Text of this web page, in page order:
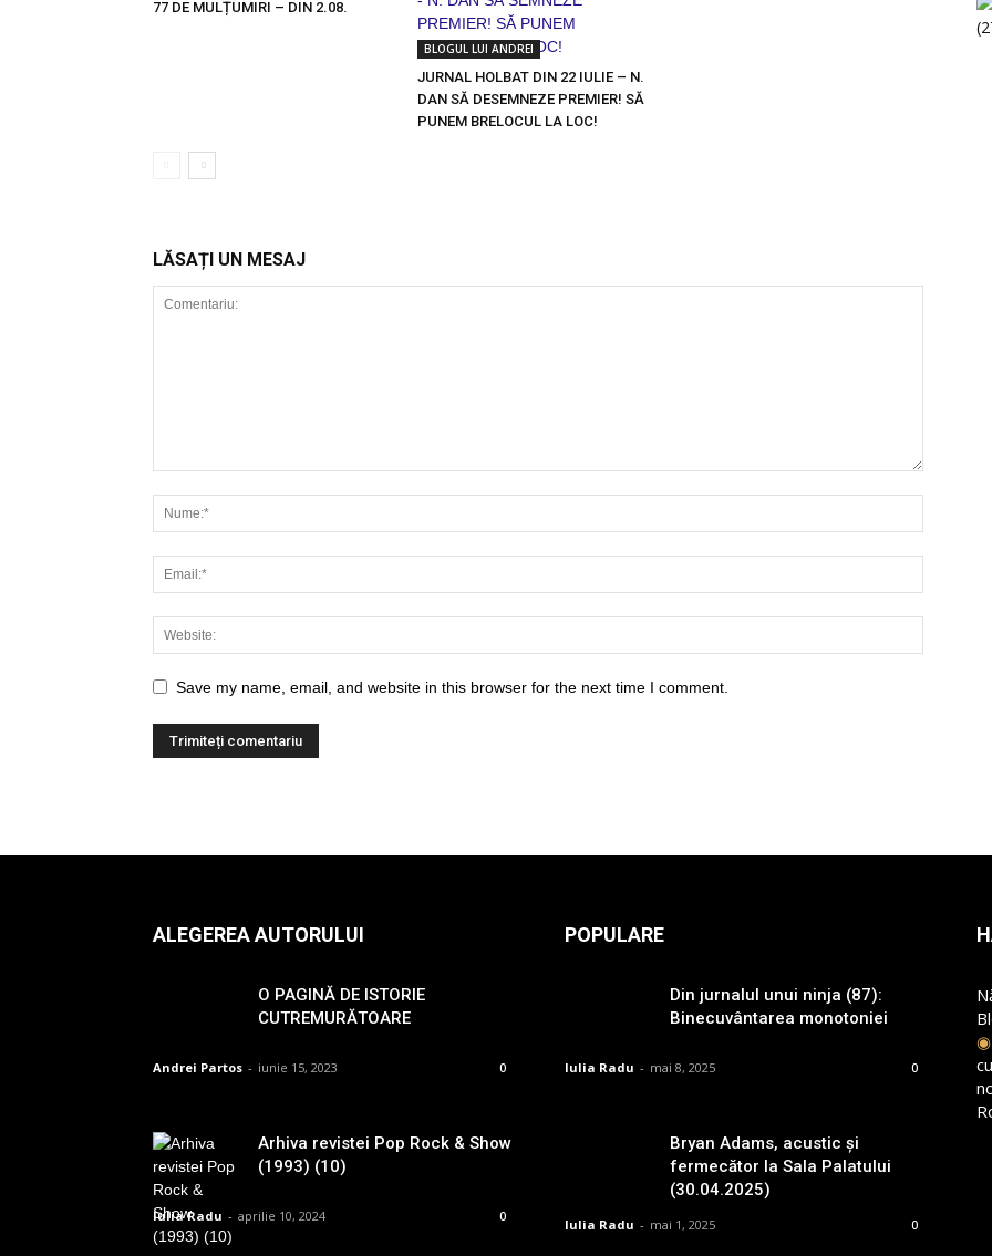
77 DE MULȚUMIRI – DIN 2.08.
BLOGUL LUI ANDREI
JURNAL HOLBAT DIN 22 IULIE – N.
DAN SĂ DESEMNEZE PREMIER! SĂ
PUNEM BRELOCUL LA LOC!
LĂSAȚI UN MESAJ
Save my name, email, and website in this browser for the next time I comment.
ALEGEREA AUTORULUI
O PAGINĂ DE ISTORIE
CUTREMURĂTOARE
Andrei Partos - iunie 15, 2023 0
Arhiva revistei Pop Rock & Show
(1993) (10)
Iulia Radu - aprilie 10, 2024 0
POPULARE
Din jurnalul unui ninja (87):
Binecuvântarea monotoniei
Iulia Radu - mai 8, 2025 0
Bryan Adams, acustic și
fermecător la Sala Palatului
(30.04.2025)
Iulia Radu - mai 1, 2025 0
◉